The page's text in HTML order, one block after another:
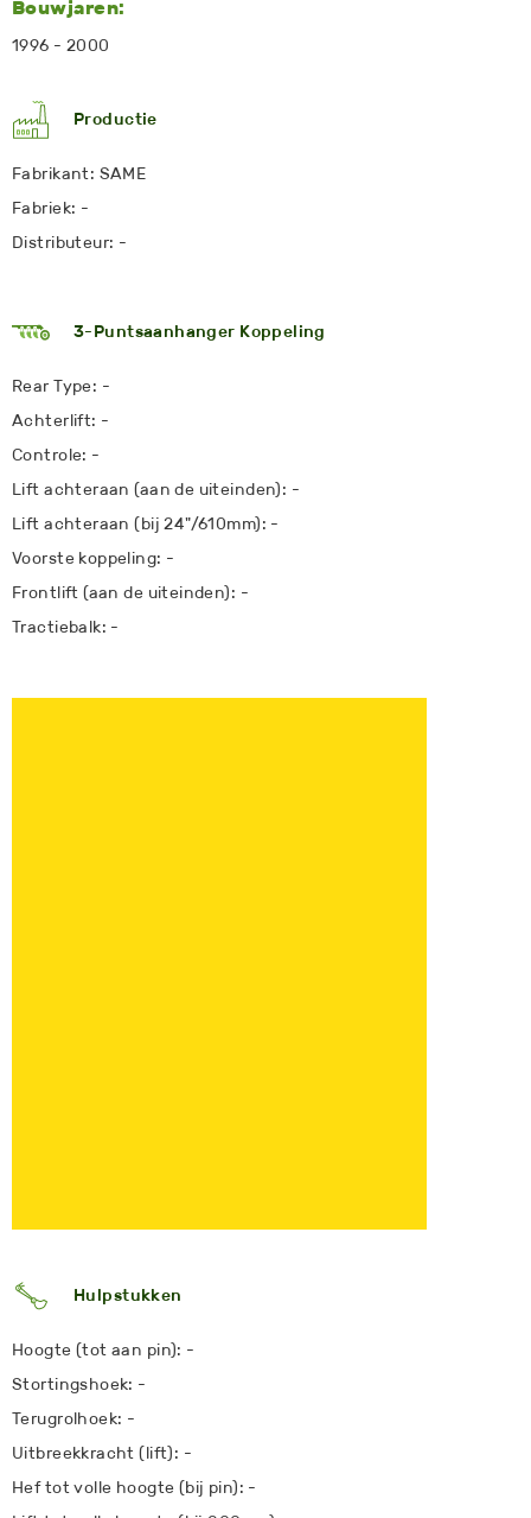
Bouwjaren:
1996 - 2000
Productie
Fabrikant: SAME
Fabriek: -
Distributeur: -
3-Puntsaanhanger Koppeling
Rear Type: -
Achterlift: -
Controle: -
Lift achteraan (aan de uiteinden): -
Lift achteraan (bij 24"/610mm): -
Voorste koppeling: -
Frontlift (aan de uiteinden): -
Tractiebalk: -
Hulpstukken
Hoogte (tot aan pin): -
Stortingshoek: -
Terugrolhoek: -
Uitbreekkracht (lift): -
Hef tot volle hoogte (bij pin): -